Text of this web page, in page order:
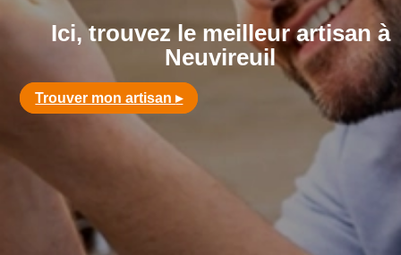
Ici, trouvez le meilleur artisan à
Neuvireuil
Trouver mon artisan